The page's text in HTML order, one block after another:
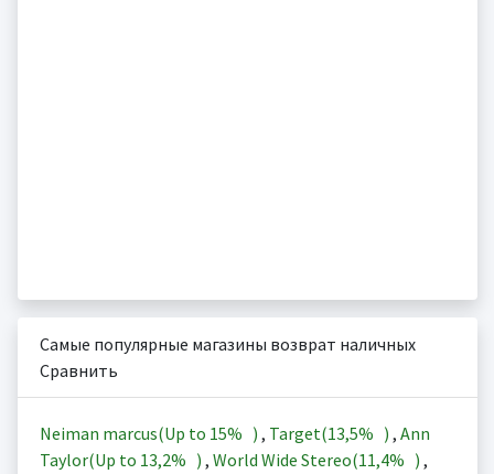
Самые популярные магазины возврат наличных
Сравнить
Neiman marcus(Up to 15% ) , Target(13,5% ) , Ann
Taylor(Up to 13,2% ) , World Wide Stereo(11,4% ) ,